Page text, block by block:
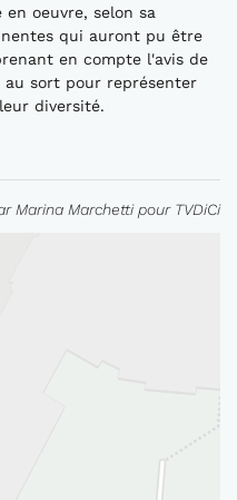
oeuvre, selon sa
qui auront pu être
en compte l'avis de
sort pour représenter
diversité.
Marina Marchetti pour TVDiCi